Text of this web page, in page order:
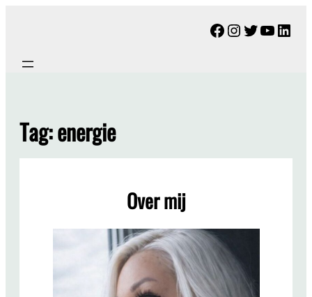
inhoud
Facebook
Instagram
Twitter
Tag:energie
Over mij